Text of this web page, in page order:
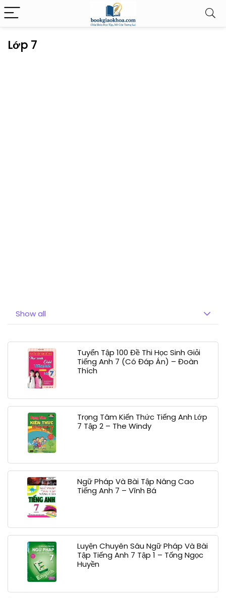
Lớp 7
Show all
Tuyển Tập 100 Đề Thi Học Sinh Giỏi
Tiếng Anh 7 (Có Đáp Án) – Đoàn
Thích
Trọng Tâm Kiến Thức Tiếng Anh Lớp
7 Tập 2 – The Windy
Ngữ Pháp Và Bài Tập Nâng Cao
Tiếng Anh 7 – Vĩnh Bá
Luyện Chuyên Sâu Ngữ Pháp Và Bài
Tập Tiếng Anh 7 Tập 1 – Tống Ngọc
Huyền